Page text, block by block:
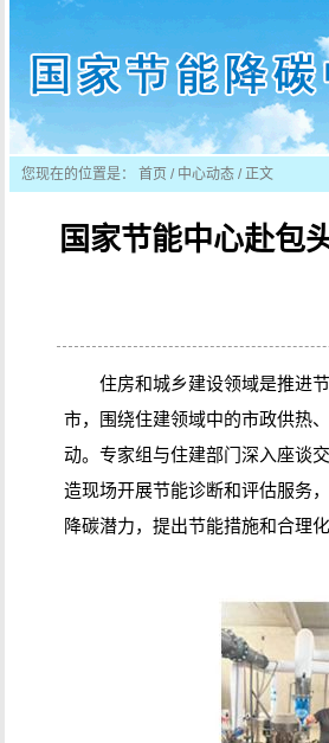
您现在的位置是： 首页 / 中心动态 / 正文
国家节能中心赴包
住房和城乡建设领域是推进
市，围绕住建领域中的市政供热
动。专家组与住建部门深入座谈
造现场开展节能诊断和评估服务
降碳潜力，提出节能措施和合理化